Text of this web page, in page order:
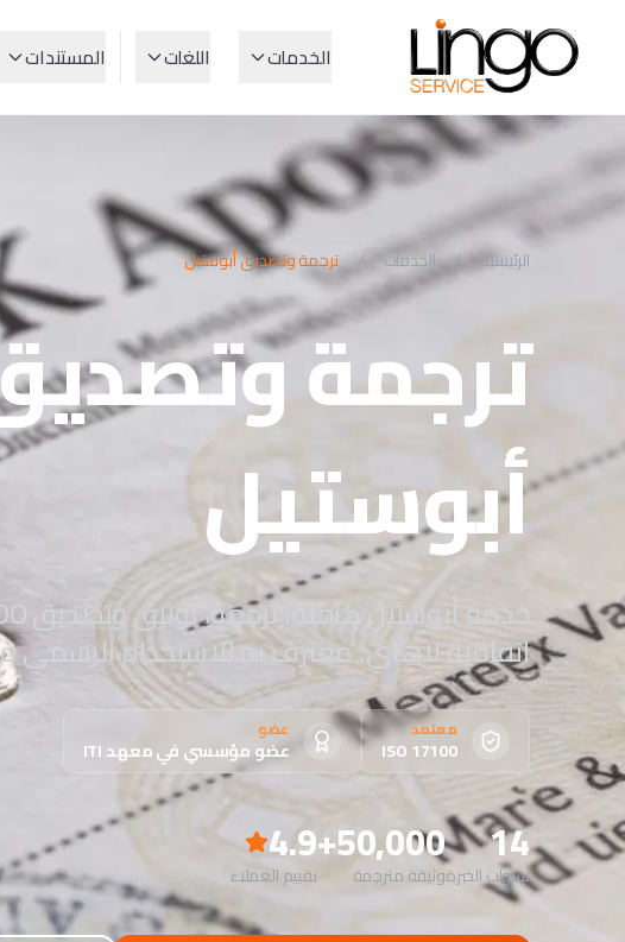
الخدمات اللغات المستندات
الرئيسية / الخدمات / ترجمة وتصديق أبوستيل
ترجمة
أبوستيل
اتفاقية لاهاي. معترف به للاستخدام الرسمي
معتمد
ISO 17100
عضو
عضو مؤسسي في معهد ITI
14
سنوات الخبرة50,000+
وثيقة مترجمة 4.9
تقييم العملاء